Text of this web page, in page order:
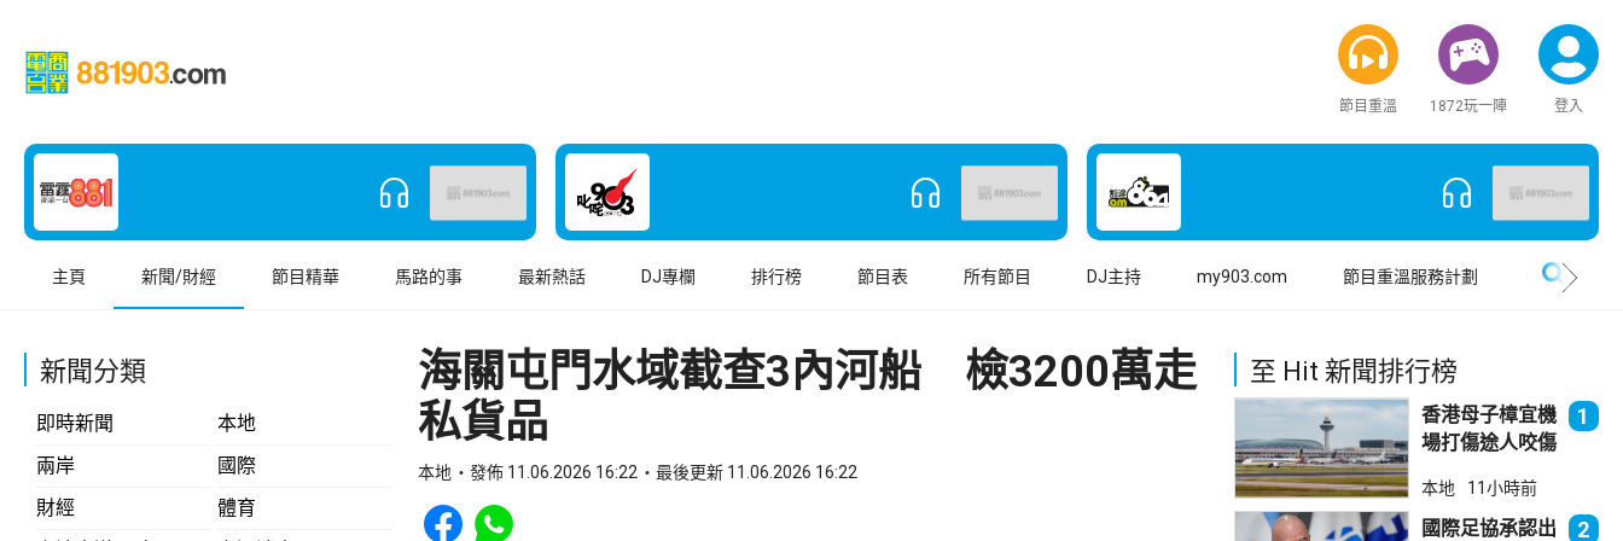
節目重溫 1872玩一陣 登入
主頁 新聞/財經 節目精華 馬路的事 最新熱話 DJ專欄 排行榜 節目表 所有節目 DJ主持 my903.com 節目重溫服務計劃
新聞分類
即時新聞
本地
兩岸
國際
財經
體育
海關屯門水域截查3內河船 檢3200萬走
私貨品
本地 發佈 11.06.2026 16:22 最後更新 11.06.2026 16:22
Share to Facebook
Share to WhatsApp
至 Hit 新聞排行榜
香港母子樟宜機
場打傷途人咬傷
法院判囚
1
本地 11小時前
國際足協承認出 2